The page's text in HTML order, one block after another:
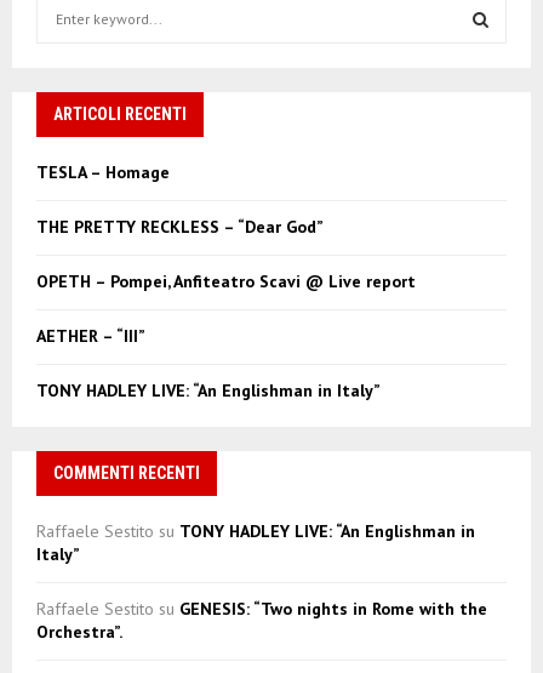
h
o
ARTICOLI RECENTI
TESLA – Homage
THE PRETTY RECKLESS – “Dear God”
OPETH – Pompei, Anfiteatro Scavi @ Live report
AETHER – “III”
TONY HADLEY LIVE: “An Englishman in Italy”
COMMENTI RECENTI
Raffaele Sestito su TONY HADLEY LIVE: “An Englishman in
Italy”
Raffaele Sestito su GENESIS: “Two nights in Rome with the
Orchestra”.